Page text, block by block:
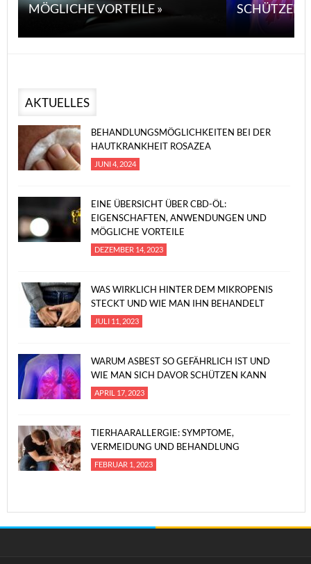
MÖGLICHE VORTEILE »
SCHÜTZEN
AKTUELLES
BEHANDLUNGSMÖGLICHKEITEN BEI DER
HAUTKRANKHEIT ROSAZEA
JUNI 4, 2024
EINE ÜBERSICHT ÜBER CBD-ÖL:
EIGENSCHAFTEN, ANWENDUNGEN UND
MÖGLICHE VORTEILE
DEZEMBER 14, 2023
WAS WIRKLICH HINTER DEM MIKROPENIS
STECKT UND WIE MAN IHN BEHANDELT
JULI 11, 2023
WARUM ASBEST SO GEFÄHRLICH IST UND
WIE MAN SICH DAVOR SCHÜTZEN KANN
APRIL 17, 2023
TIERHAARALLERGIE: SYMPTOME,
VERMEIDUNG UND BEHANDLUNG
FEBRUAR 1, 2023